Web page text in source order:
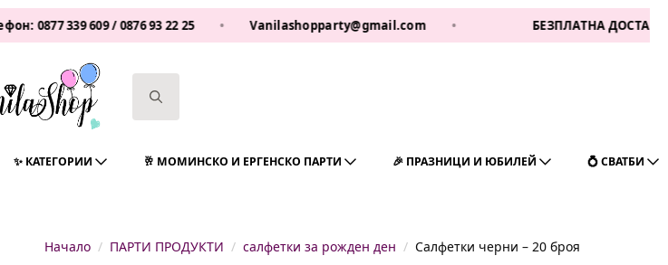
339 609/0876 93 22 25 • Vanilashopparty@gmail.com • БЕЗПЛАТНА ДОСТАВКА ЗА 1
✨ КАТЕГОРИИ 🥂 МОМИНСКО И ЕРГЕНСКО ПАРТИ 🎉 ПРАЗНИЦИ И ЮБИЛЕЙ 💍 СВАТБИ
Начало ПАРТИ ПРОДУКТИ салфетки за рожден ден Салфетки черни – 20 броя